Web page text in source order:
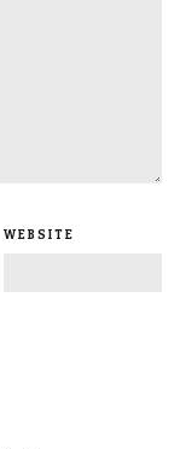
WEBSITE